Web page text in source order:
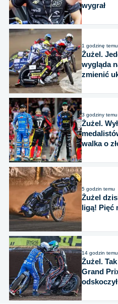
wygrał
1 godzinę temu
Żużel.
wygląda
zmienić
3 godziny temu
Żużel.
walka o
5 godzin temu
Żużel
ligą! Pięć
14 godzin temu
Żużel.
Grand